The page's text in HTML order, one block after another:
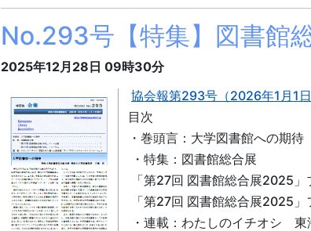
No.293号【特集】図書館
2025年12月28日 09時30分
協会報第293号（2026年1月1
目次
・巻頭言：大学図書館への期待
・特集：図書館総合展
「第27回 図書館総合展2025」
「第27回 図書館総合展2025」
・連載：わたしのイチオシ 東